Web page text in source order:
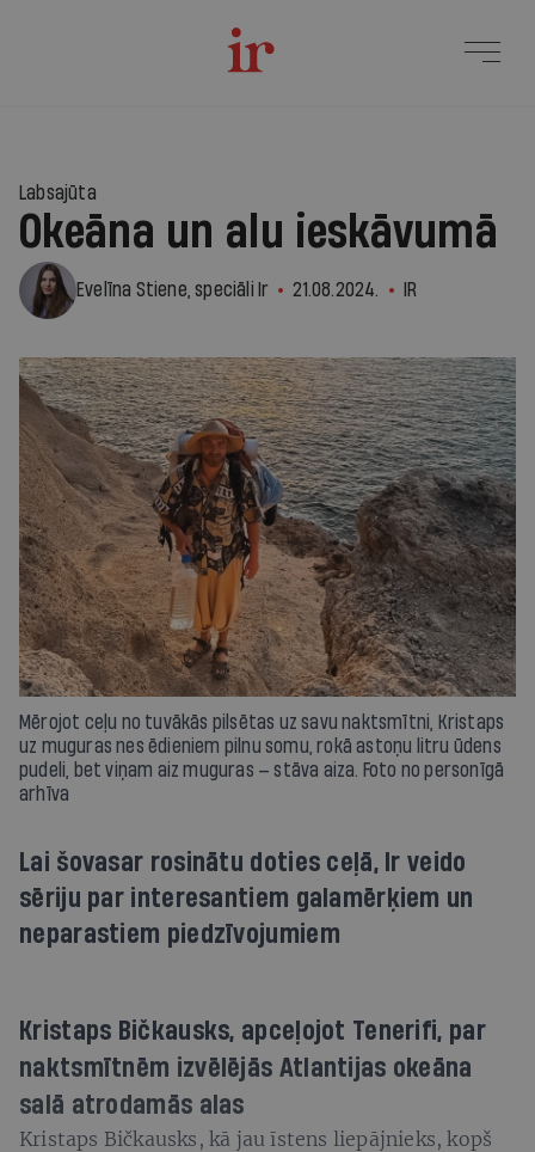
Labsajūta
Okeāna un alu ieskāvumā
Evelīna Stiene, speciāli Ir 21.08.2024. IR
Mērojot ceļu no tuvākās pilsētas uz savu naktsmītni, Kristaps
uz muguras nes ēdieniem pilnu somu, rokā astoņu litru ūdens
pudeli, bet viņam aiz muguras — stāva aiza. Foto no personīgā
arhīva
Lai šovasar rosinātu doties ceļā, Ir veido
sēriju par interesantiem galamērķiem un
neparastiem piedzīvojumiem
Kristaps Bičkausks, apceļojot Tenerifi, par
naktsmītnēm izvēlējās Atlantijas okeāna
salā atrodamās alas
Kristaps Bičkausks, kā jau īstens liepājnieks, kopš